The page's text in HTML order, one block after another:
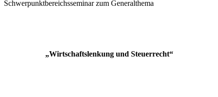
Schwerpunktbereichsseminar zum Generalthema
„Wirtschaftslenkung und Steuerrecht“